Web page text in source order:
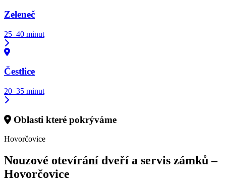
Zeleneč
25–40 minut
Čestlice
20–35 minut
Oblasti které pokrýváme
Hovorčovice
Nouzové otevírání dveří a servis zámků –
Hovorčovice